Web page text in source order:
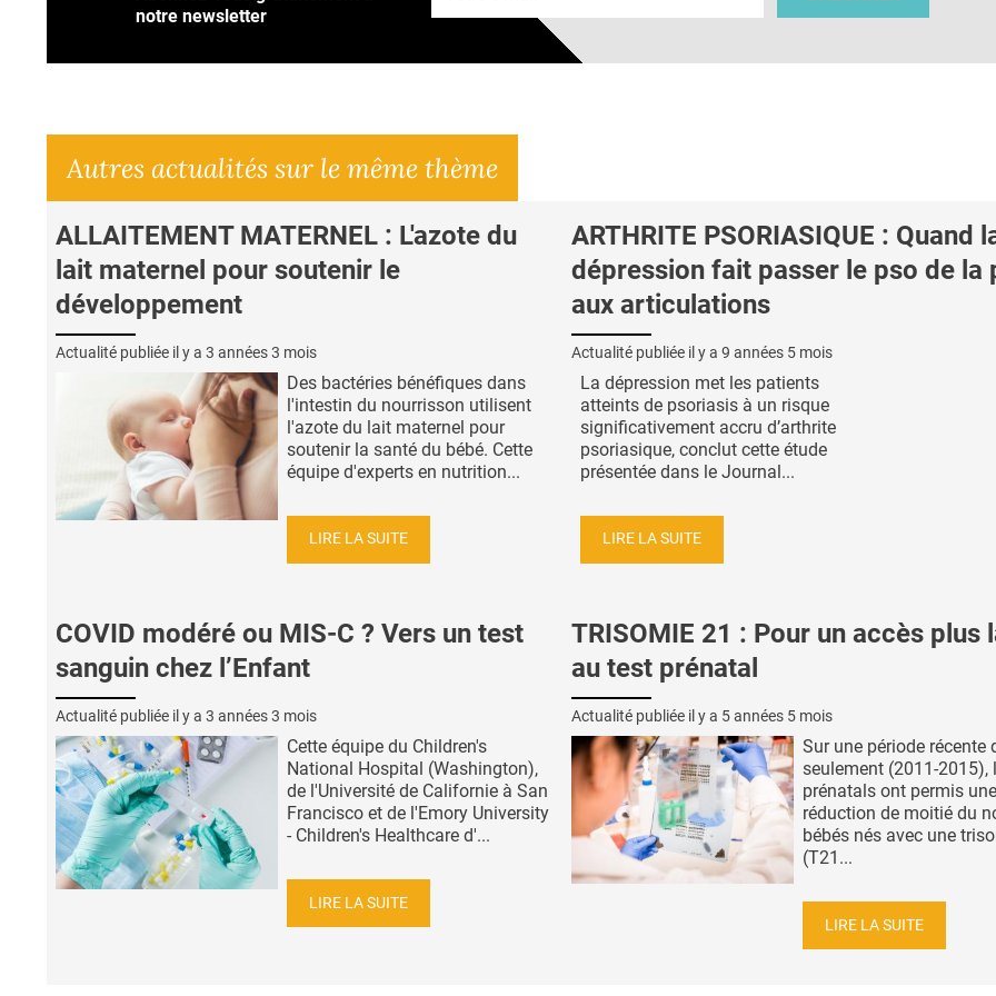
notre newsletter
Autres actualités sur le même thème
ALLAITEMENT MATERNEL : L'azote du
lait maternel pour soutenir le
développement
Actualité publiée il y a 3 années 3 mois
Des bactéries bénéfiques dans
l'intestin du nourrisson utilisent
l'azote du lait maternel pour
soutenir la santé du bébé. Cette
équipe d'experts en nutrition...
LIRE LA SUITE
ARTHRITE PSORIASIQUE : Quand
dépression fait passer le pso de la
aux articulations
Actualité publiée il y a 9 années 5 mois
La dépression met les patients
atteints de psoriasis à un risque
significativement accru d’arthrite
psoriasique, conclut cette étude
présentée dans le Journal...
LIRE LA SUITE
COVID modéré ou MIS-C ? Vers un test
sanguin chez l’Enfant
Actualité publiée il y a 3 années 3 mois
Cette équipe du Children's
National Hospital (Washington),
de l'Université de Californie à San
Francisco et de l'Emory University
- Children's Healthcare d'...
LIRE LA SUITE
TRISOMIE 21 : Pour un accès plus
au test prénatal
Actualité publiée il y a 5 années 5 mois
Sur une période récente
seulement (2011-2015),
prénatals ont permis une
réduction de moitié du
bébés nés avec une
(T21...
LIRE LA SUITE